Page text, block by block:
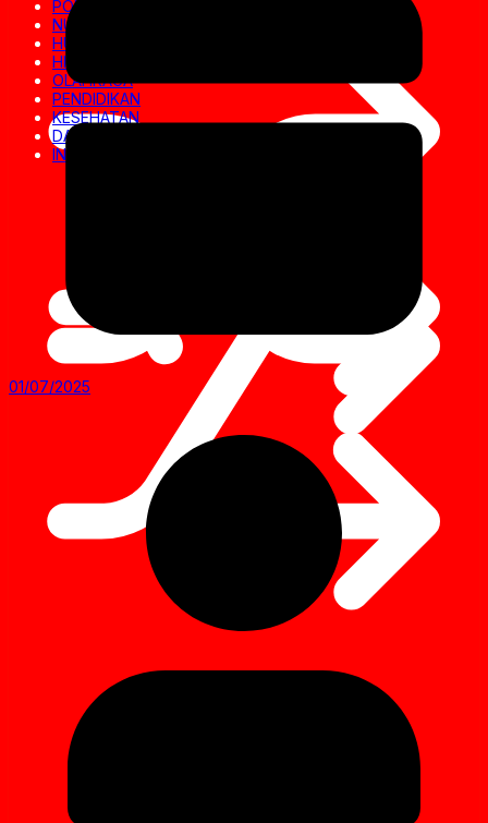
POLITIK
NUSANTARA
HUKRIM
HIBURAN
OLAHRAGA
PENDIDIKAN
KESEHATAN
DAERAH
INVESTIGASI
01/07/2025